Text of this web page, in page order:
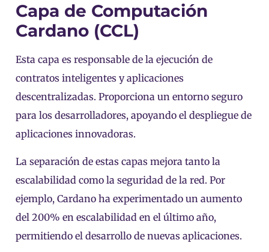
Capa de Computación
Cardano (CCL)
Esta capa es responsable de la ejecución de
contratos inteligentes y aplicaciones
descentralizadas. Proporciona un entorno seguro
para los desarrolladores, apoyando el despliegue de
aplicaciones innovadoras.
La separación de estas capas mejora tanto la
escalabilidad como la seguridad de la red. Por
ejemplo, Cardano ha experimentado un aumento
del 200% en escalabilidad en el último año,
permitiendo el desarrollo de nuevas aplicaciones.